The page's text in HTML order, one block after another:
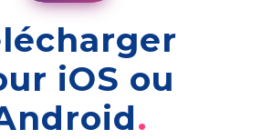
iOS ou